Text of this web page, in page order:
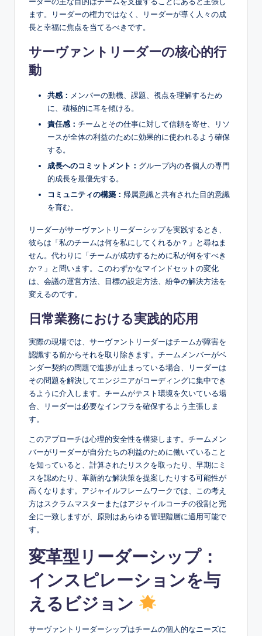
ます。リーダーの権力ではなく、リーダーが導く人々の成
長と幸福に焦点を当てるべきです。
サーヴァントリーダーの核心的行
動
共感： メンバーの動機、課題、視点を理解するため
に、積極的に耳を傾ける。
責任感： チームとその仕事に対して信頼を寄せ、リソ
ースが全体の利益のために効果的に使われるよう確保
する。
成長へのコミットメント： グループ内の各個人の専門
的成長を最優先する。
コミュニティの構築： 帰属意識と共有された目的意識
を育む。
リーダーがサーヴァントリーダーシップを実践するとき、
彼らは「私のチームは何を私にしてくれるか？」と尋ねま
せん。代わりに「チームが成功するために私が何をすべき
か？」と問います。このわずかなマインドセットの変化
は、会議の運営方法、目標の設定方法、紛争の解決方法を
変えるのです。
日常業務における実践的応用
実際の現場では、サーヴァントリーダーはチームが障害を
認識する前からそれを取り除きます。チームメンバーがベ
ンダー契約の問題で進捗が止まっている場合、リーダーは
その問題を解決してエンジニアがコーディングに集中でき
るように介入します。チームがテスト環境を欠いている場
合、リーダーは必要なインフラを確保するよう主張しま
す。
このアプローチは心理的安全性を構築します。チームメン
バーがリーダーが自分たちの利益のために働いていること
を知っていると、計算されたリスクを取ったり、早期にミ
スを認めたり、革新的な解決策を提案したりする可能性が
高くなります。アジャイルフレームワークでは、この考え
方はスクラムマスターまたはアジャイルコーチの役割と完
全に一致しますが、原則はあらゆる管理階層に適用可能で
す。
変革型リーダーシップ：
インスピレーションを与
えるビジョン
サーヴァントリーダーシップはチームの個人的なニーズに